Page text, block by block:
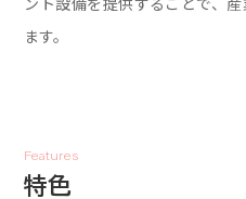
ます。
Features
特色